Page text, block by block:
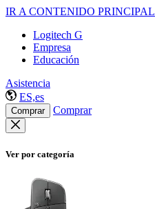
IR A CONTENIDO PRINCIPAL
Logitech G
Empresa
Educación
Asistencia
ES,es
Comprar Comprar
Ver por categoría